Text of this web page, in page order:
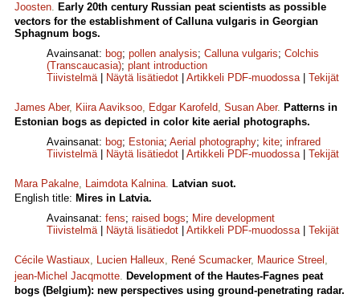
Joosten. Early 20th century Russian peat scientists as possible
vectors for the establishment of Calluna vulgaris in Georgian
Sphagnum bogs.
Avainsanat: bog; pollen analysis; Calluna vulgaris; Colchis
(Transcaucasia); plant introduction
Tiivistelmä| Näytä lisätiedot Artikkeli PDF-muodossa| Tekijät
James Aber, Kiira Aaviksoo, Edgar Karofeld, Susan Aber. Patterns in
Estonian bogs as depicted in color kite aerial photographs.
Avainsanat: bog; Estonia; Aerial photography; kite; infrared
Tiivistelmä| Näytä lisätiedot Artikkeli PDF-muodossa| Tekijät
Mara Pakalne, Laimdota Kalnina. Latvian suot.
English title: Mires in Latvia.
Avainsanat: fens; raised bogs; Mire development
Tiivistelmä| Näytä lisätiedot Artikkeli PDF-muodossa| Tekijät
Cécile Wastiaux, Lucien Halleux, René Scumacker, Maurice Streel ,
jean-Michel Jacqmotte. Development of the Hautes-Fagnes peat
bogs (Belgium): new perspectives using ground-penetrating radar.